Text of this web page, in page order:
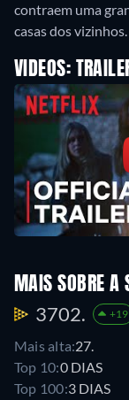
contraem uma
casas dos
VIDEOS:
MAIS SOBRE A
3702. +19
Mais alta:27.
Top 10:0 DIAS
Top 100:3 DIAS